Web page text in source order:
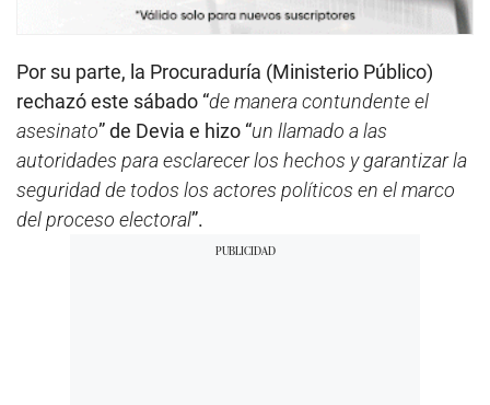
Por su parte, la Procuraduría (Ministerio Público)
rechazó este sábado “de manera contundente el
asesinato” de Devia e hizo “un llamado a las
autoridades para esclarecer los hechos y garantizar la
seguridad de todos los actores políticos en el marco
del proceso electoral”.